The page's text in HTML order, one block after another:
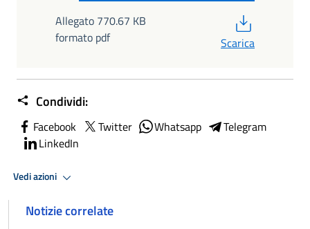
Allegato 770.67 KB
formato pdf
Scarica
Condividi:
Facebook Twitter Whatsapp
Telegram
LinkedIn
Vedi azioni
Notizie correlate